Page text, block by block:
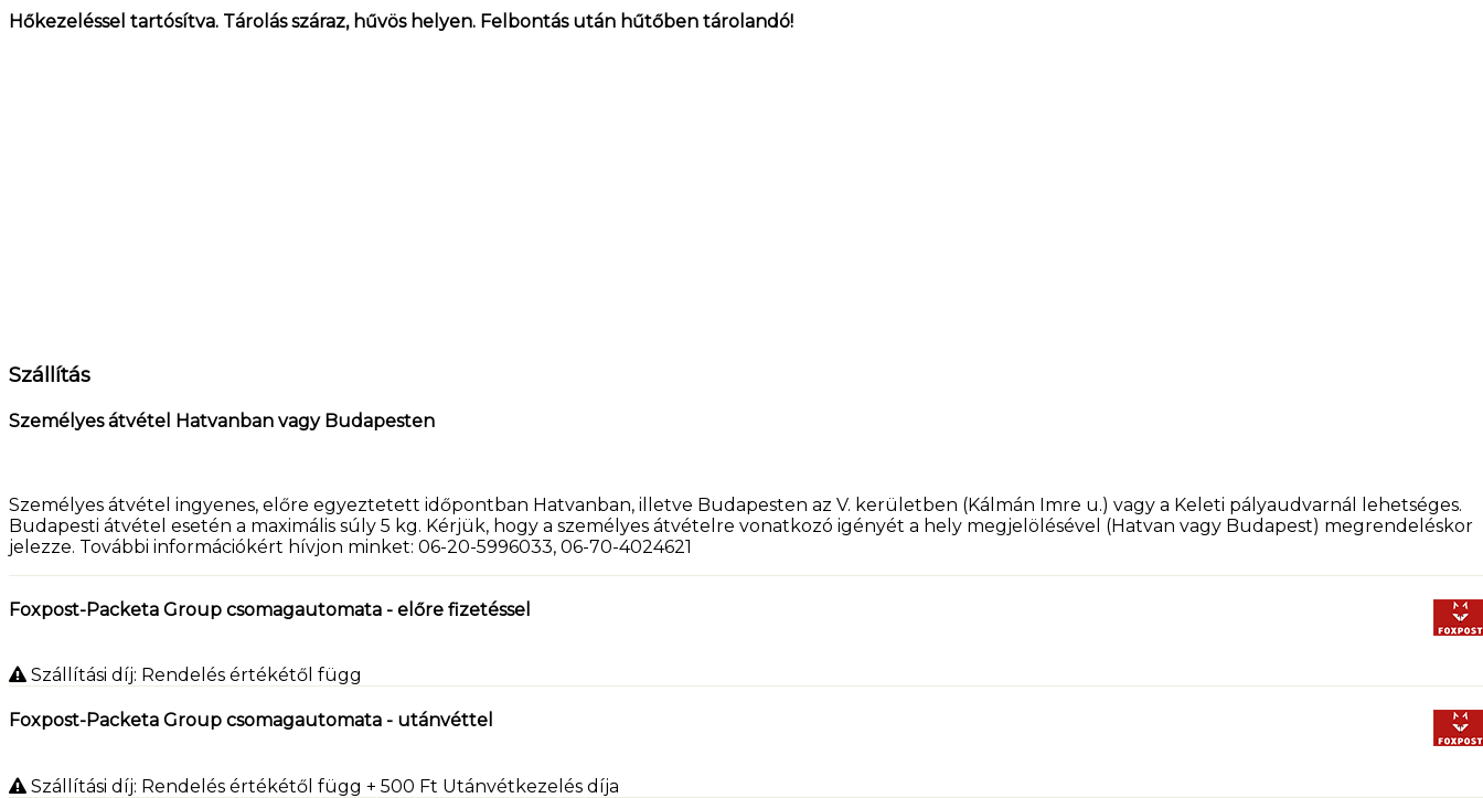
Hőkezeléssel tartósítva. Tárolás száraz, hűvös helyen. Felbontás után hűtőben tárolandó!
Szállítás
Személyes átvétel Hatvanban vagy Budapesten
Személyes átvétel ingyenes, előre egyeztetett időpontban Hatvanban, illetve Budapesten az V. kerületben (Kálmán Imre u.) vagy a Keleti pályaudvarnál lehetséges.
Budapesti átvétel esetén a maximális súly 5 kg. Kérjük, hogy a személyes átvételre vonatkozó igényét a hely megjelölésével (Hatvan vagy Budapest) megrendeléskor
jelezze. További információkért hívjon minket: 06-20-5996033, 06-70-4024621
Foxpost-Packeta Group csomagautomata - előre fizetéssel
Szállítási díj: Rendelés értékétől függ
Foxpost-Packeta Group csomagautomata - utánvéttel
Szállítási díj: Rendelés értékétől függ + 500 Ft Utánvétkezelés díja